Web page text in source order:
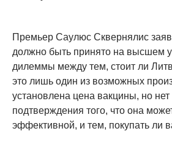
Премьер Саулюс Сквернялис
должно быть принято на высшем
дилеммы между тем, стоит ли
это лишь один из возможных
установлена цена вакцины, но нет
подтверждения того, что она
эффективной, и тем, покупать ли